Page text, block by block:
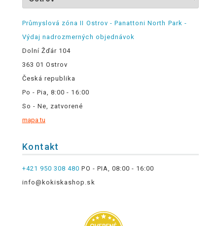
Průmyslová zóna II Ostrov - Panattoni North Park -
Výdaj nadrozmerných objednávok
Dolní Žďár 104
363 01 Ostrov
Česká republika
Po - Pia, 8:00 - 16:00
So - Ne, zatvorené
mapa tu
Kontakt
+421 950 308 480 PO - PIA, 08:00 - 16:00
info@kokiskashop.sk